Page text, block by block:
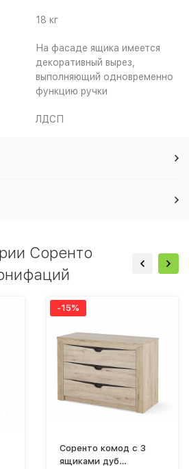
18 кг
На фасаде ящика имеется
декоративный вырез,
выполняющий одновременно
функцию ручки
ЛДСП
Соренто
-15%
Соренто комод с 3
ящиками дуб